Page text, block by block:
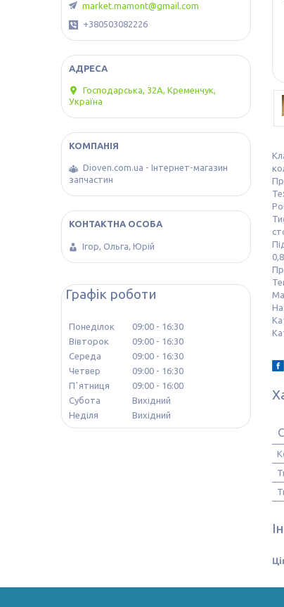
market.mamont@gmail.com
+380503082226
Господарська, 32А, Кременчук,
Україна
Dioven.com.ua - Інтернет-магазин
запчастин
Ігор, Ольга, Юрій
Графік роботи
Понеділок 09:00
16:30
Вівторок
09:00
16:30
Середа
09:00
16:30
Четвер
09:00
16:30
Пʼятниця
09:00
16:00
Субота
Вихідний
Неділя
Вихідний